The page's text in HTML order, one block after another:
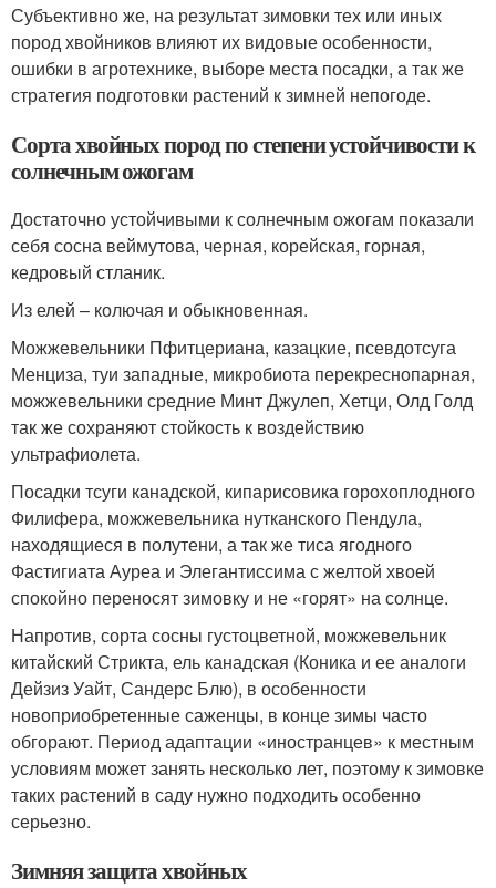
Субъективно же, на результат зимовки тех или иных
пород хвойников влияют их видовые особенности,
ошибки в агротехнике, выборе места посадки, а так же
стратегия подготовки растений к зимней непогоде.
Сорта хвойных пород по степени устойчивости к
солнечным ожогам
Достаточно устойчивыми к солнечным ожогам показали
себя сосна веймутова, черная, корейская, горная,
кедровый стланик.
Из елей – колючая и обыкновенная.
Можжевельники Пфитцериана, казацкие, псевдотсуга
Менциза, туи западные, микробиота перекреснопарная,
можжевельники средние Минт Джулеп, Хетци, Олд Голд
так же сохраняют стойкость к воздействию
ультрафиолета.
Посадки тсуги канадской, кипарисовика горохоплодного
Филифера, можжевельника нутканского Пендула,
находящиеся в полутени, а так же тиса ягодного
Фастигиата Ауреа и Элегантиссима с желтой хвоей
спокойно переносят зимовку и не «горят» на солнце.
Напротив, сорта сосны густоцветной, можжевельник
китайский Стрикта, ель канадская (Коника и ее аналоги
Дейзиз Уайт, Сандерс Блю), в особенности
новоприобретенные саженцы, в конце зимы часто
обгорают. Период адаптации «иностранцев» к местным
условиям может занять несколько лет, поэтому к зимовке
таких растений в саду нужно подходить особенно
серьезно.
Зимняя защита хвойных